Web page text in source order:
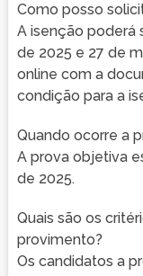
Como posso
A isenção poderá
de 2025 e 27 de
online com a
condição para a
Quando ocorre a
A prova objetiva
de 2025.
Quais são os
provimento?
Os candidatos a